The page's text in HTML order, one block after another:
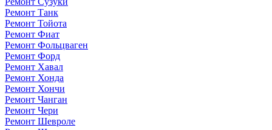
Ремонт Танк
Ремонт Тойота
Ремонт Фиат
Ремонт Фольцваген
Ремонт Форд
Ремонт Хавал
Ремонт Хонда
Ремонт Хончи
Ремонт Чанган
Ремонт Чери
Ремонт Шевроле